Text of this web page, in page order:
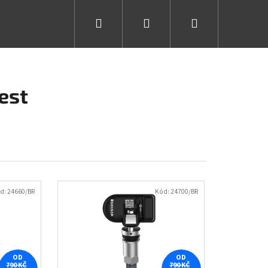
Přihlášení
OD
790 KČ
24660/BR
OD
790 KČ
Kód:24700/BR